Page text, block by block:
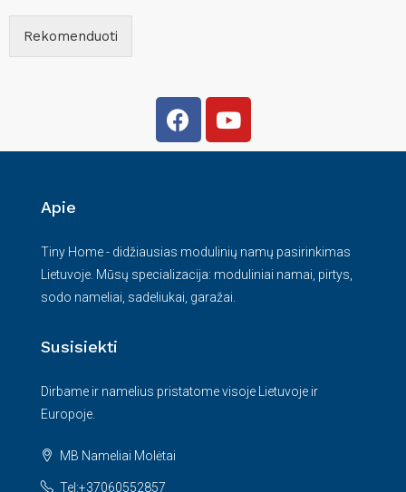
Rekomenduoti
Apie
Tiny Home - didžiausias modulinių namų pasirinkimas
Lietuvoje. Mūsų specializacija: moduliniai namai, pirtys,
sodo nameliai, sadeliukai, garažai.
Susisiekti
Dirbame ir namelius pristatome visoje Lietuvoje ir
Europoje.
MB Nameliai Molėtai
Tel:+37060552857